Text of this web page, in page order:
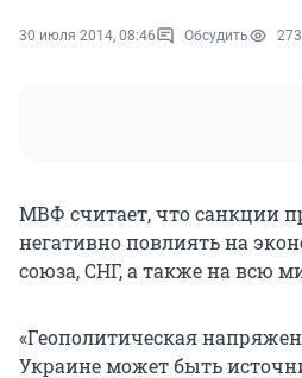
30 июля 2014, 08:46 Обсудить 273
МВФ считает, что санкции
негативно повлиять на
союза, СНГ, а также на всю
«Геополитическая
Украине может быть